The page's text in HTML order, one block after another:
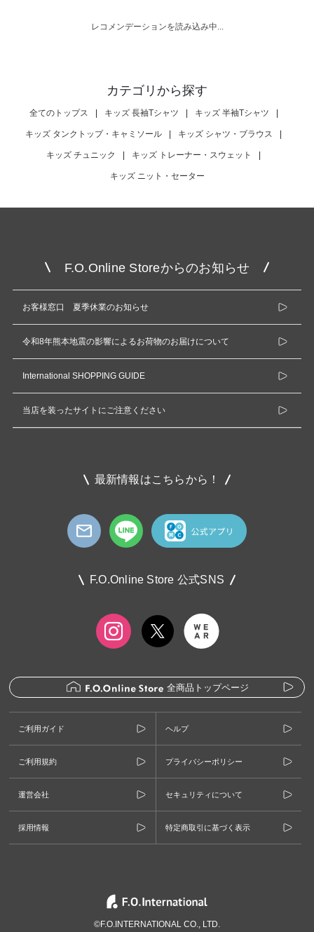
レコメンデーションを読み込み中...
カテゴリから探す
全てのトップス | キッズ 長袖Tシャツ | キッズ 半袖Tシャツ |
キッズ タンクトップ・キャミソール | キッズ シャツ・ブラウス |
キッズ チュニック | キッズ トレーナー・スウェット |
キッズ ニット・セーター
F.O.Online Storeからのお知らせ
お客様窓口 夏季休業のお知らせ
令和8年熊本地震の影響によるお荷物のお届けについて
International SHOPPING GUIDE
当店を装ったサイトにご注意ください
最新情報はこちらから！
F.O.Online Store 公式SNS
全商品トップページ
ご利用ガイド ヘルプ
ご利用規約 プライバシーポリシー
運営会社 セキュリティについて
採用情報 特定商取引に基づく表示
©F.O.INTERNATIONAL CO., LTD.